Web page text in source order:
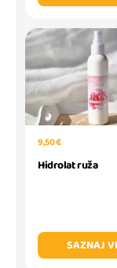
9,50 €
Hidrolat ruža
SAZNAJ